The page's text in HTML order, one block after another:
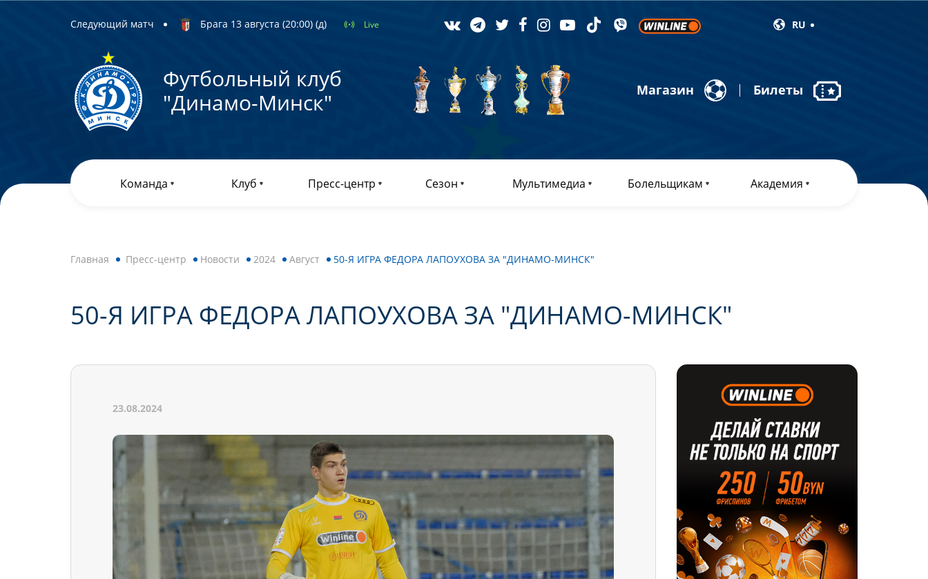
Следующий матч Брага 13 августа (20:00) (д) Live RU
Футбольный клуб
"Динамо-Минск"
Магазин Билеты
Команда Клуб Пресс-центр Сезон Мультимедиа Болельщикам Академия
Главная Пресс-центр Новости 2024 Август 50-Я ИГРА ФЕДОРА ЛАПОУХОВА ЗА "ДИНАМО-МИНСК"
50-Я ИГРА ФЕДОРА ЛАПОУХОВА ЗА "ДИНАМО-МИНСК"
23.08.2024